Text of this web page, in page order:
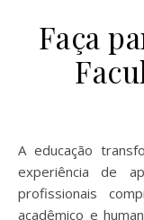
Faça
A educação transforma realidades, e por trás de cada
experiência de
profissionais
acadêmico e